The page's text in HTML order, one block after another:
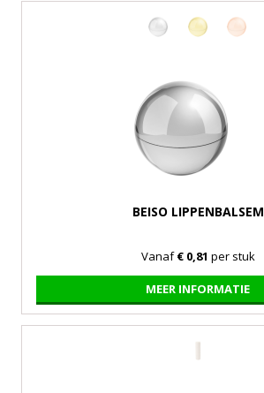
BEISO LIPPENBALSEM
Vanaf€ 0,81 per stuk
MEER INFORMATIE